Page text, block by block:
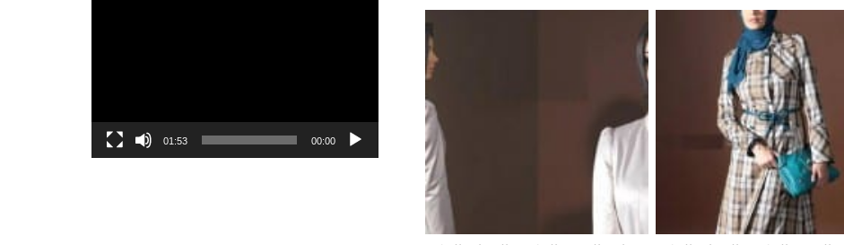
00:00
01:53